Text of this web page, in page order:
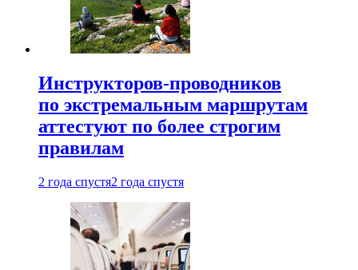
Инструкторов-проводников
по экстремальным маршрутам
аттестуют по более строгим
правилам
2 года спустя2 года спустя